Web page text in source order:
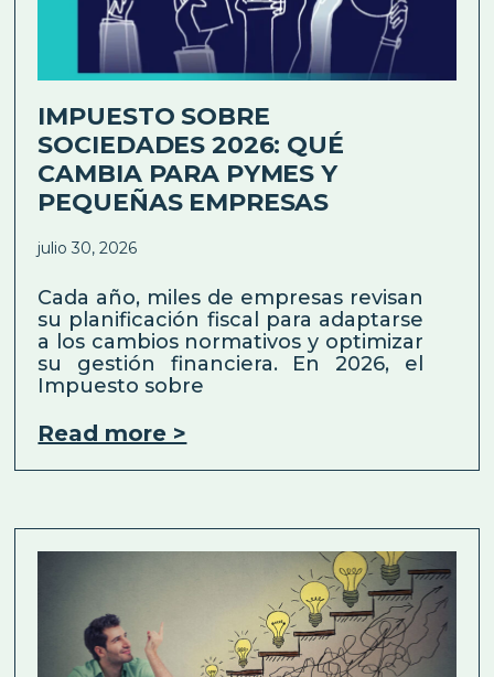
IMPUESTO SOBRE
SOCIEDADES 2026: QUÉ
CAMBIA PARA PYMES Y
PEQUEÑAS EMPRESAS
julio 30, 2026
Cada año, miles de empresas revisan
su planificación fiscal para adaptarse
a los cambios normativos y optimizar
su gestión financiera. En 2026, el
Impuesto sobre
Read more >